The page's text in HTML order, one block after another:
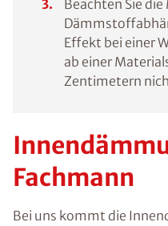
Beachten Sie
Effekt bei einer
ab einer
Zentimetern
Fachmann
Bei uns kommt die